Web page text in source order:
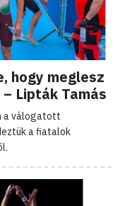
hogy meglesz
Lipták Tamás
a válogatott
a fiatalok